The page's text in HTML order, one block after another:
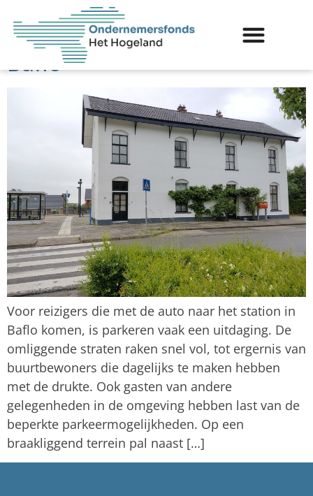
Bijdrage voor verbetering
parkeersituatie station
Baflo
Voor reizigers die met de auto naar het station in
Baflo komen, is parkeren vaak een uitdaging. De
omliggende straten raken snel vol, tot ergernis van
buurtbewoners die dagelijks te maken hebben
met de drukte. Ook gasten van andere
gelegenheden in de omgeving hebben last van de
beperkte parkeermogelijkheden. Op een
braakliggend terrein pal naast […]